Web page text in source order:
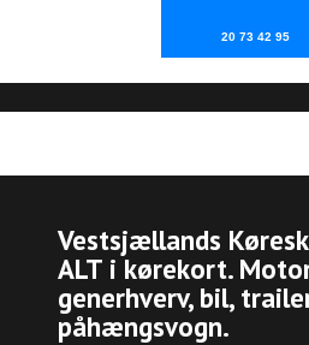
20 73 42 95
Vestsjællands
ALT i kørekort.
generhverv, bil,
påhængsvogn.